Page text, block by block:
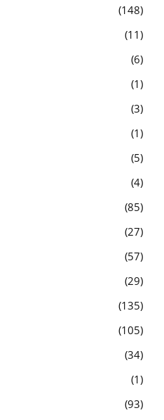
148
11
6
1
3
1
5
4
85
27
57
29
135
105
34
1
93